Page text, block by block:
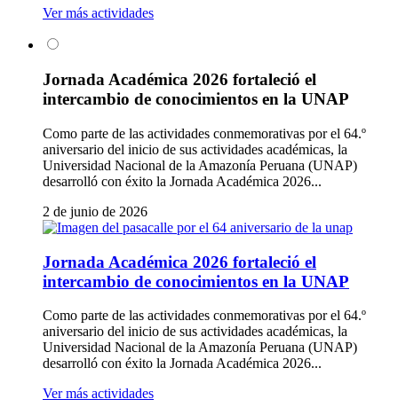
Ver más actividades
Jornada Académica 2026 fortaleció el
intercambio de conocimientos en la UNAP
Como parte de las actividades conmemorativas por el 64.º
aniversario del inicio de sus actividades académicas, la
Universidad Nacional de la Amazonía Peruana (UNAP)
desarrolló con éxito la Jornada Académica 2026...
2 de junio de 2026
Jornada Académica 2026 fortaleció el
intercambio de conocimientos en la UNAP
Como parte de las actividades conmemorativas por el 64.º
aniversario del inicio de sus actividades académicas, la
Universidad Nacional de la Amazonía Peruana (UNAP)
desarrolló con éxito la Jornada Académica 2026...
Ver más actividades